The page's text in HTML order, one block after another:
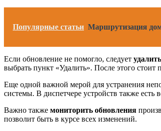
Популярные статьи Маршрутизация
Если обновление не помогло, следует
выбрать пункт «Удалить». После этого стоит
Еще одной важной мерой для устранения
системы. В диспетчере устройств также есть
Важно также мониторить обновления
позволит быть в курсе всех изменений.